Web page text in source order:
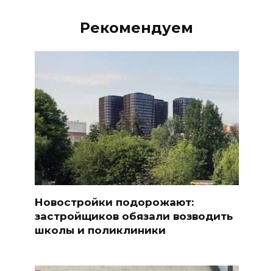
Рекомендуем
Новостройки подорожают:
застройщиков обязали возводить
школы и поликлиники